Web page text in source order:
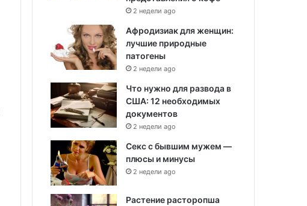
2 недели ago
Афродизиак для женщин:
лучшие природные
патогены
2 недели ago
Что нужно для развода в
США: 12 необходимых
документов
2 недели ago
Секс с бывшим мужем —
плюсы и минусы
2 недели ago
Растение расторопша